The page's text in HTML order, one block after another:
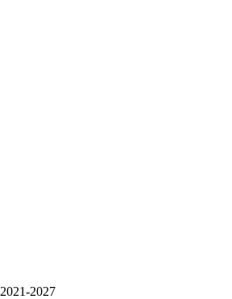
2021-2027